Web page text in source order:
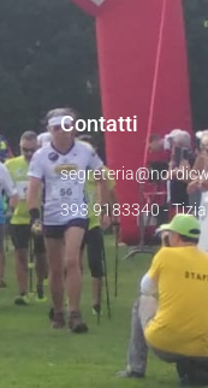
Contatti
393 9183340 -